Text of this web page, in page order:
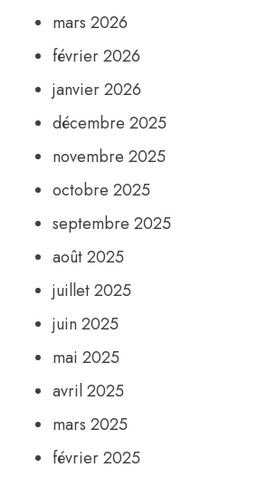
mars 2026
février 2026
janvier 2026
décembre 2025
novembre 2025
octobre 2025
septembre 2025
août 2025
juillet 2025
juin 2025
mai 2025
avril 2025
mars 2025
février 2025